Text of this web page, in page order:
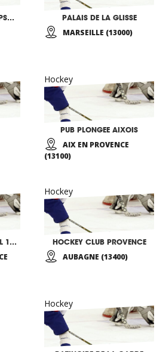
ROLLER HOCKEY CHAMPSAUR VALGAUDEMAR PALAIS DE LA GLISSE
MARSEILLE (13000)
Hockey
PUB PLONGEE AIXOIS
AIX EN PROVENCE
(13100)
COMITÉ DÉPARTEMENTAL 13 DE HOCKEY SUR GAZON
Hockey
HOCKEY CLUB PROVENCE
AUBAGNE (13400)
Hockey